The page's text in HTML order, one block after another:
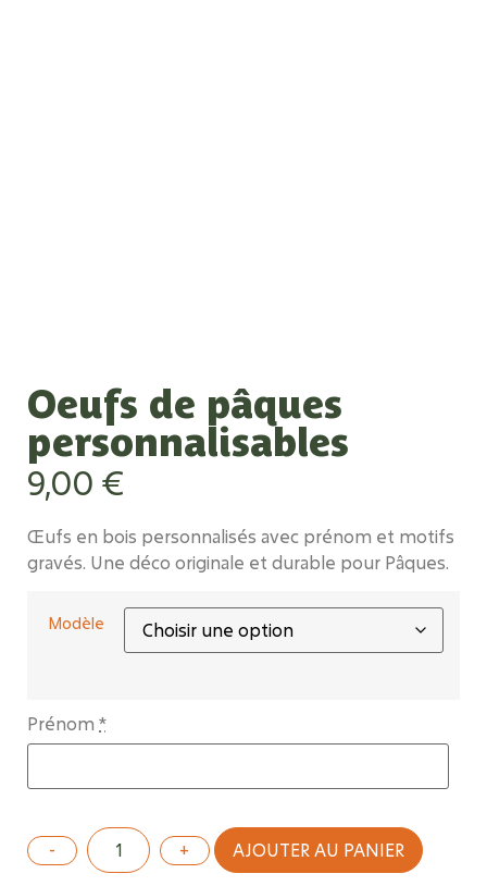
Oeufs de pâques
personnalisables
9,00 €
Œufs en bois personnalisés avec prénom et motifs
gravés. Une déco originale et durable pour Pâques.
Modèle
Prénom *
AJOUTER AU PANIER